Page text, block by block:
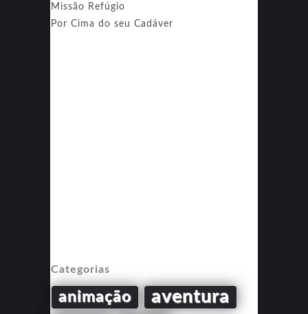
Missão Refúgio
Por Cima do seu Cadáver
Categorias
animação aventura